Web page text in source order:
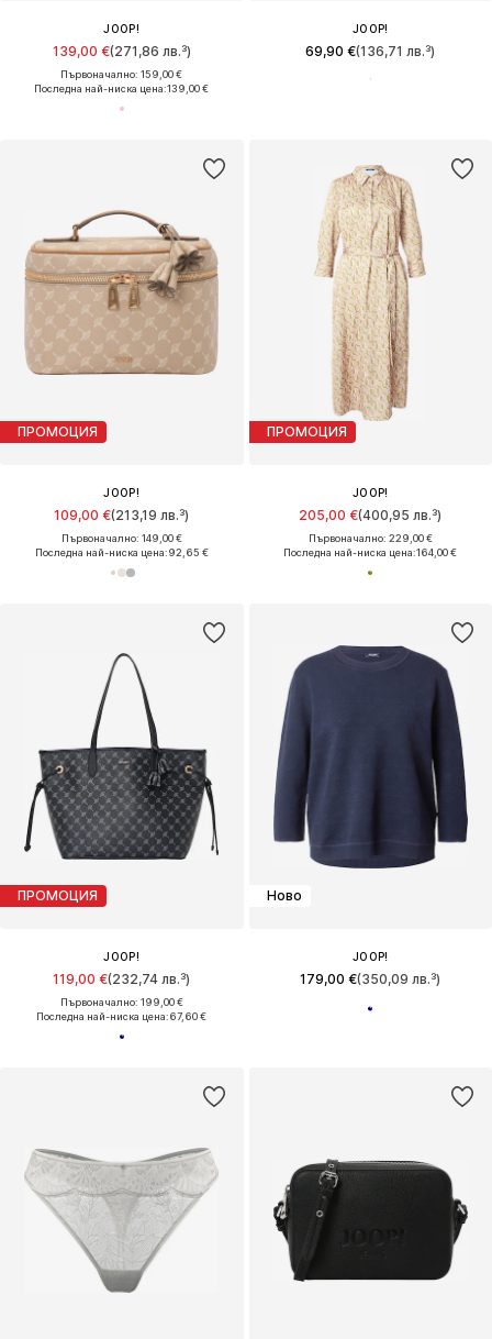
JOOP!
139,00 €(271,86 лв.³)
Първоначално: 159,00 €
Последна най-ниска цена:139,00 €
JOOP!
69,90 €(136,71 лв.³)
ПРОМОЦИЯ
JOOP!
109,00 €(213,19 лв.³)
Първоначално: 149,00 €
Последна най-ниска цена:92,65 €
ПРОМОЦИЯ
JOOP!
205,00 €(400,95 лв.³)
Първоначално: 229,00 €
Последна най-ниска цена:164,00 €
ПРОМОЦИЯ
JOOP!
119,00 €(232,74 лв.³)
Първоначално: 199,00 €
Последна най-ниска цена:67,60 €
Ново
JOOP!
179,00 €(350,09 лв.³)